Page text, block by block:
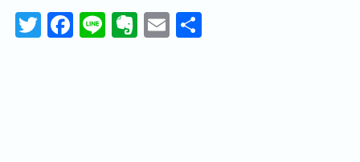
T
F
Li
E
E